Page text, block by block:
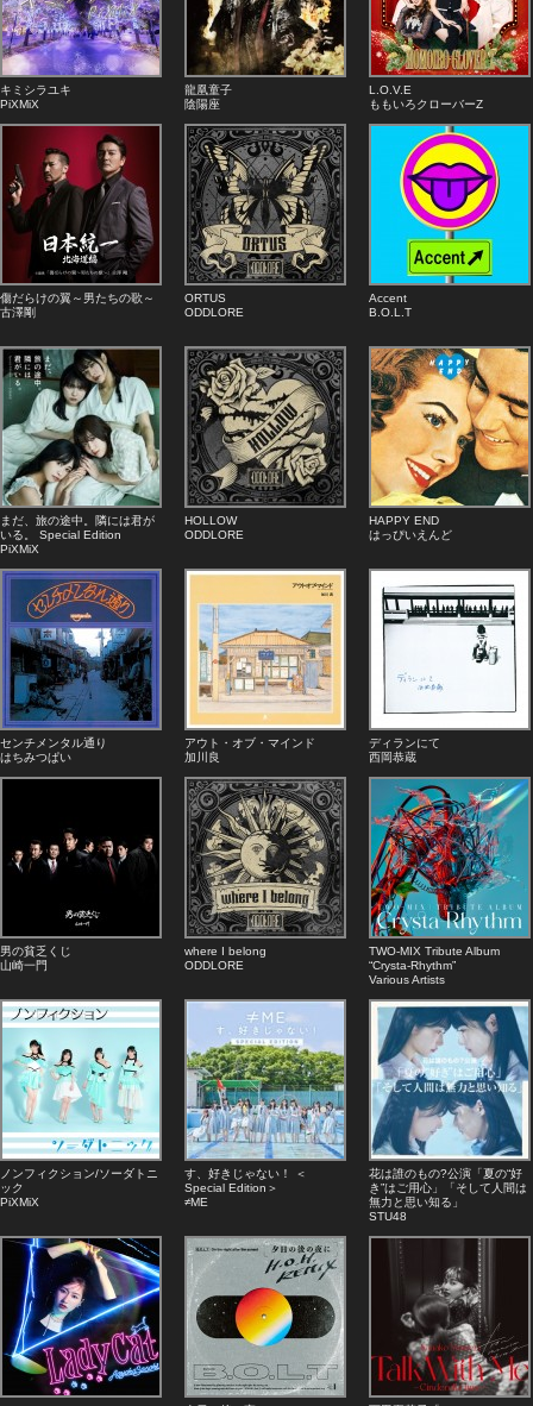
キミシラユキ
PiXMiX
龍凰童子
陰陽座
L.O.V.E
ももいろクローバーZ
傷だらけの翼～男たちの歌～
古澤剛
ORTUS
ODDLORE
Accent
B.O.L.T
まだ、旅の途中。隣には君が
いる。 Special Edition
PiXMiX
HOLLOW
ODDLORE
HAPPY END
はっぴいえんど
センチメンタル通り
はちみつぱい
アウト・オブ・マインド
加川良
ディランにて
西岡恭蔵
男の貧乏くじ
山崎一門
where I belong
ODDLORE
TWO-MIX Tribute Album
“Crysta-Rhythm”
Various Artists
ノンフィクション/ソーダトニ
ック
PiXMiX
す、好きじゃない！ ＜
Special Edition＞
≠ME
花は誰のもの?公演「夏の“好
き”はご用心」「そして人間は
無力と思い知る」
STU48